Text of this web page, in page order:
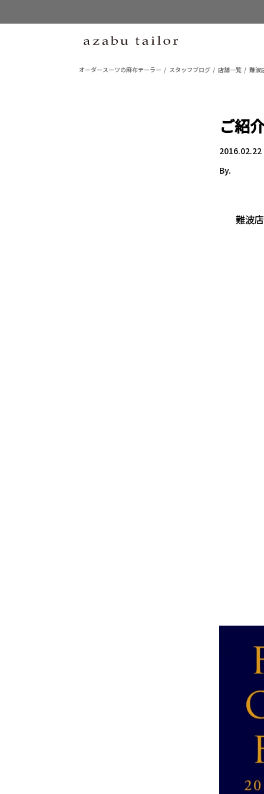
オーダースーツの麻布テーラー スタッフブログ 店舗一覧 難波
ご紹
2016.02.22
By.
難波